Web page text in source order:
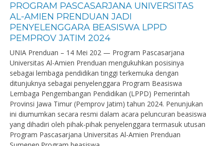
PROGRAM PASCASARJANA UNIVERSITAS
AL-AMIEN PRENDUAN JADI
PENYELENGGARA BEASISWA LPPD
PEMPROV JATIM 2024
UNIA Prenduan – 14 Mei 202 — Program Pascasarjana
Universitas Al-Amien Prenduan mengukuhkan posisinya
sebagai lembaga pendidikan tinggi terkemuka dengan
ditunjuknya sebagai penyelenggara Program Beasiswa
Lembaga Pengembangan Pendidikan (LPPD) Pemerintah
Provinsi Jawa Timur (Pemprov Jatim) tahun 2024. Penunjukan
ini diumumkan secara resmi dalam acara peluncuran beasiswa
yang dihadiri oleh pihak-pihak penyelenggara termasuk utusan
Program Pascasarjana Universitas Al-Amien Prenduan